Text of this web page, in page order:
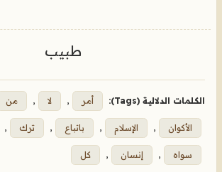
طبيب
الكلمات الدلالية (Tags): أمر , لا , من
الأكوان , الإسلام , باتباع , ترك ,
سواه , إنسان , كل